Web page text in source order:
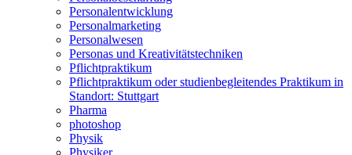
Personalentwicklung
Personalmarketing
Personalwesen
Personas und Kreativitätstechniken
Pflichtpraktikum
Pflichtpraktikum oder studienbegleitendes Praktikum in
Standort: Stuttgart
Pharma
photoshop
Physik